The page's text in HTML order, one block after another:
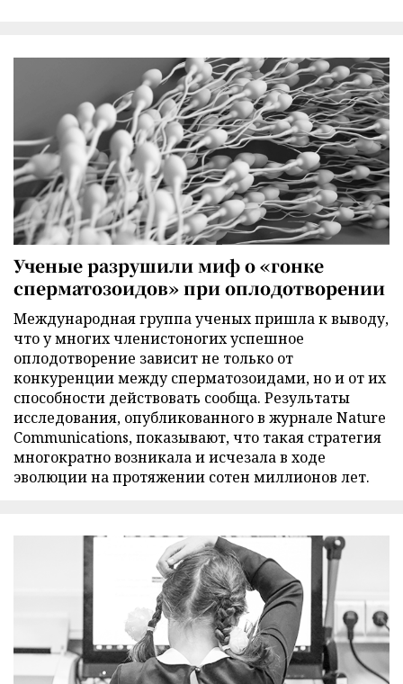
Ученые разрушили миф о «гонке
сперматозоидов» при оплодотворении
Международная группа ученых пришла к выводу,
что у многих членистоногих успешное
оплодотворение зависит не только от
конкуренции между сперматозоидами, но и от их
способности действовать сообща. Результаты
исследования, опубликованного в журнале Nature
Communications, показывают, что такая стратегия
многократно возникала и исчезала в ходе
эволюции на протяжении сотен миллионов лет.